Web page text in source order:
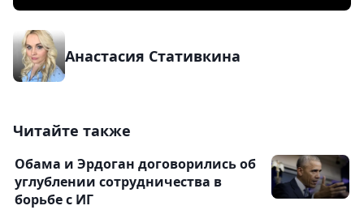
Анастасия Стативкина
Читайте также
Обама и Эрдоган договорились об
углублении сотрудничества в
борьбе с ИГ